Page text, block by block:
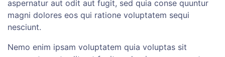
aspernatur aut odit aut fugit, sed quia conse quuntur
magni dolores eos qui ratione voluptatem sequi
nesciunt.
Nemo enim ipsam voluptatem quia voluptas sit